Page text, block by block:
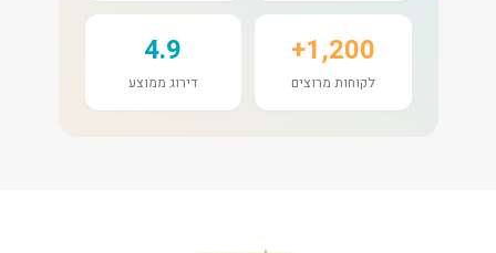
1,200+
לקוחות מרוצים
4.9
דירוג ממוצע